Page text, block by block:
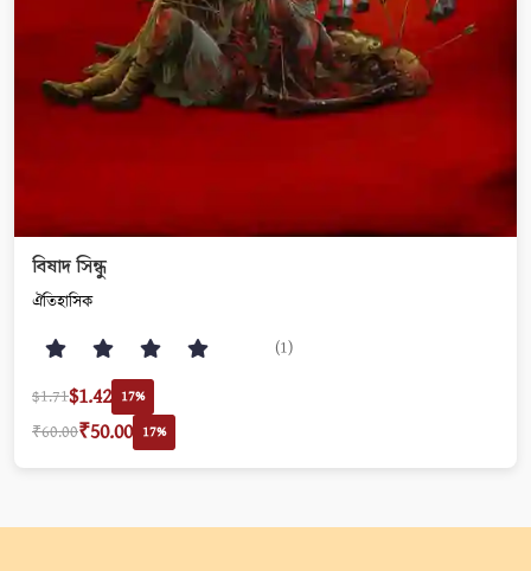
বিষাদ সিন্ধু
ঐতিহাসিক
(1)
$1.71$1.42 17%
₹60.00₹50.00 17%